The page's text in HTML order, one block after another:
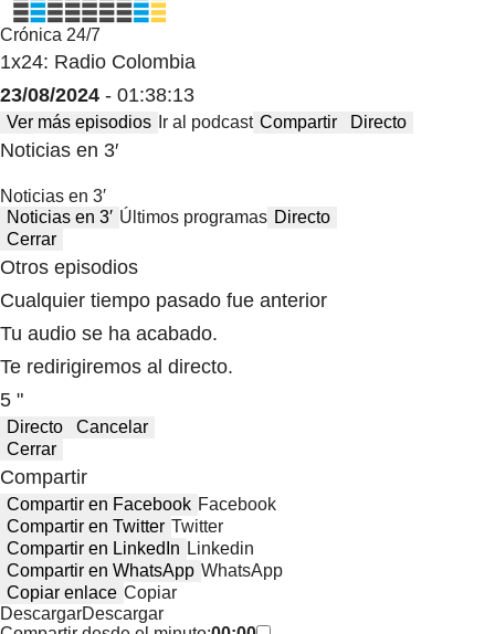
Crónica 24/7
1x24: Radio Colombia
23/08/2024 - 01:38:13
Ver más episodios Ir al podcast Compartir Directo
Noticias en 3′
Noticias en 3′
Noticias en 3′ Últimos programas Directo
Cerrar
Otros episodios
Cualquier tiempo pasado fue anterior
Tu audio se ha acabado.
Te redirigiremos al directo.
5 "
Directo
Cancelar
Cerrar
Compartir
Compartir en Facebook Facebook
Compartir en Twitter Twitter
Compartir en LinkedIn Linkedin
Compartir en WhatsApp WhatsApp
Copiar enlace Copiar
DescargarDescargar